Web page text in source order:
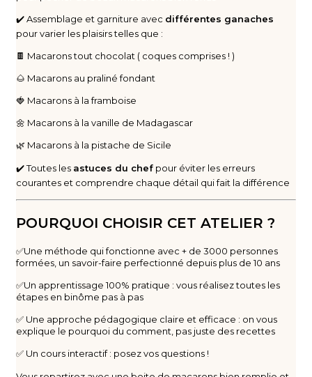
✔️ Assemblage et garniture avec différentes ganaches
pour varier les plaisirs telles que :
🍫 Macarons tout chocolat ( coques comprises ! )
🌰 Macarons au praliné fondant
🍓 Macarons à la framboise
🌼 Macarons à la vanille de Madagascar
🌿 Macarons à la pistache de Sicile
✔️ Toutes les astuces du chef pour éviter les erreurs
courantes et comprendre chaque détail qui fait la différence
POURQUOI CHOISIR CET ATELIER ?
✅Une méthode qui fonctionne avec + de 3000 personnes
formées, un savoir-faire perfectionné depuis plus de 10 ans
✅Un apprentissage 100% pratique : vous réalisez toutes les
étapes en binôme pas à pas
✅ Une approche pédagogique claire et efficace : on vous
explique le pourquoi du comment, pas juste des recettes
✅ Un cours interactif : posez vos questions !